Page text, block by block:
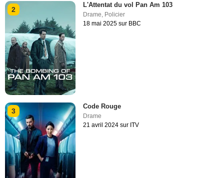
2
L'Attentat du vol Pan Am 103
Drame Policier
18 mai 2025 sur BBC
3
Code Rouge
Drame
21 avril 2024 sur ITV